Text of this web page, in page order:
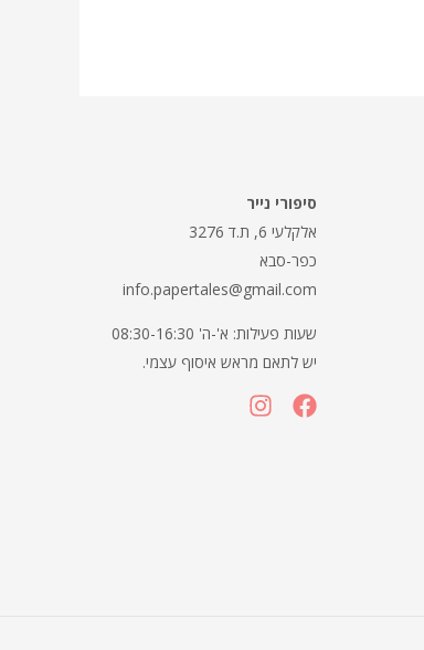
סיפורי נייר
אלקלעי 6, ת.ד 3276
כפר-סבא
info.papertales@gmail.com
שעות פעילות: א'-ה' 08:30-16:30
יש לתאם מראש איסוף עצמי.